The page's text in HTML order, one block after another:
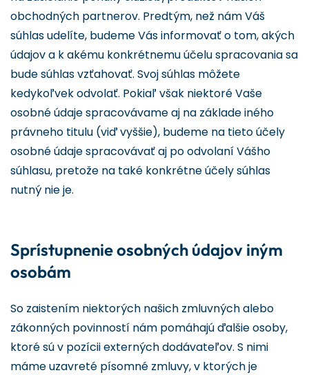
obchodných partnerov. Predtým, než nám Váš
súhlas udelíte, budeme Vás informovať o tom, akých
údajov a k akému konkrétnemu účelu spracovania sa
bude súhlas vzťahovať. Svoj súhlas môžete
kedykoľvek odvolať. Pokiaľ však niektoré Vaše
osobné údaje spracovávame aj na základe iného
právneho titulu (viď vyššie), budeme na tieto účely
osobné údaje spracovávať aj po odvolaní Vášho
súhlasu, pretože na také konkrétne účely súhlas
nutný nie je.
Sprístupnenie osobných údajov iným
osobám
So zaistením niektorých našich zmluvných alebo
zákonných povinností nám pomáhajú ďalšie osoby,
ktoré sú v pozícii externých dodávateľov. S nimi
máme uzavreté písomné zmluvy, v ktorých je